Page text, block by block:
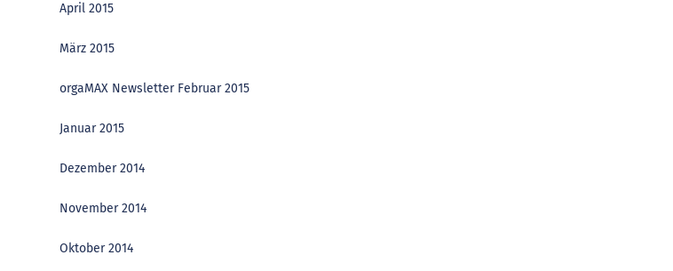
April 2015
März 2015
orgaMAX Newsletter Februar 2015
Januar 2015
Dezember 2014
November 2014
Oktober 2014